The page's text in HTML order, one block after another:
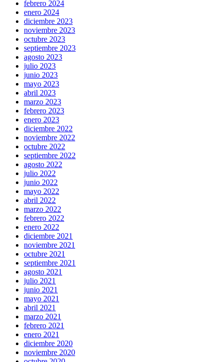
febrero 2024
enero 2024
diciembre 2023
noviembre 2023
octubre 2023
septiembre 2023
agosto 2023
julio 2023
junio 2023
mayo 2023
abril 2023
marzo 2023
febrero 2023
enero 2023
diciembre 2022
noviembre 2022
octubre 2022
septiembre 2022
agosto 2022
julio 2022
junio 2022
mayo 2022
abril 2022
marzo 2022
febrero 2022
enero 2022
diciembre 2021
noviembre 2021
octubre 2021
septiembre 2021
agosto 2021
julio 2021
junio 2021
mayo 2021
abril 2021
marzo 2021
febrero 2021
enero 2021
diciembre 2020
noviembre 2020